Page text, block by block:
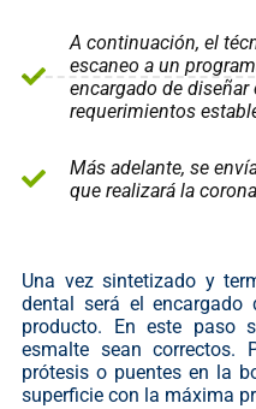
A continuación, el
escaneo a un
encargado de
requerimientos
Más adelante, se
que realizará la
Una vez sintetizado y
dental será el encargado
producto. En este paso
esmalte sean correctos.
prótesis o puentes en la
superficie con la máxima